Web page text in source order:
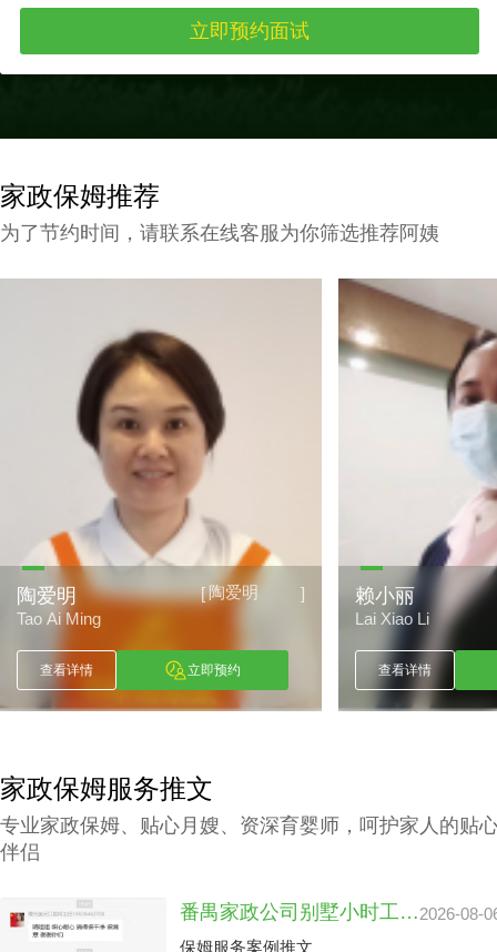
家政保姆推荐
为了节约时间，请联系在线客服为你筛选推荐阿姨
[陶爱明 ]
陶爱明
Tao Ai Ming
查看详情 立即预约
赖小丽
Lai Xiao Li
查看详情
家政保姆服务推文
专业家政保姆、贴心月嫂、资深育婴师，呵护家人的贴
伴侣
番禺家政公司别墅小时工收费会因雇主要求而变动？2026-08-
保姆服务案例推文